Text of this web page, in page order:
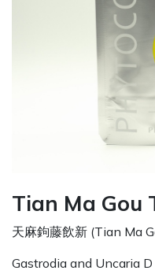
Tian Ma Gou
天麻鉤藤飲新 (Tian Ma
Gastrodia and Uncaria D